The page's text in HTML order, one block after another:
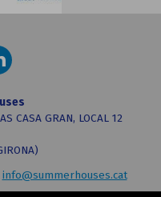
CASA GRAN, LOCAL 12
info@summerhouses.cat